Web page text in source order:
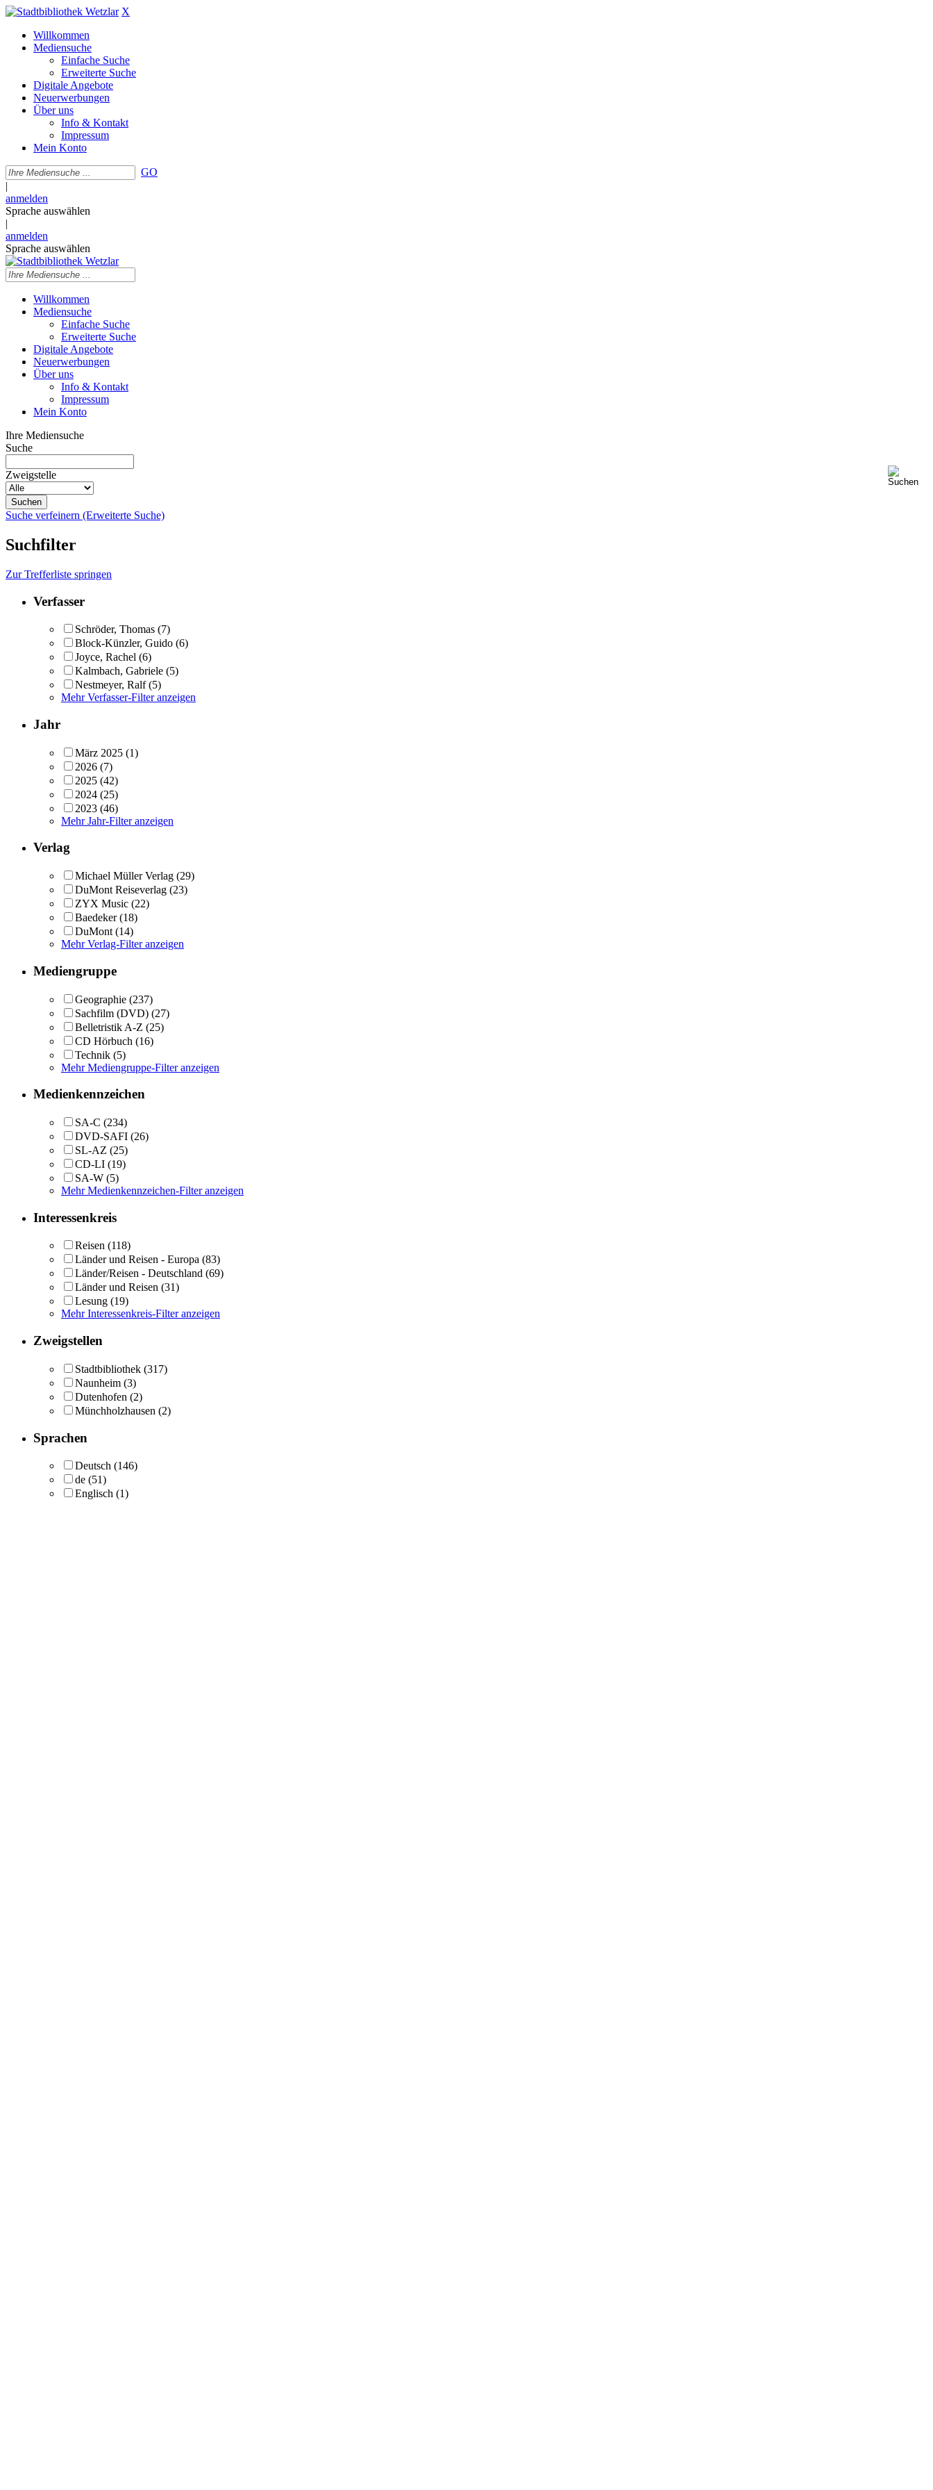
X
Willkommen
Mediensuche
Einfache Suche
Erweiterte Suche
Digitale Angebote
Neuerwerbungen
Über uns
Info & Kontakt
Impressum
Mein Konto
GO
|
anmelden
Sprache auswählen
|
anmelden
Sprache auswählen
Willkommen
Mediensuche
Einfache Suche
Erweiterte Suche
Digitale Angebote
Neuerwerbungen
Über uns
Info & Kontakt
Impressum
Mein Konto
Ihre Mediensuche
Suche
Zweigstelle
Suche verfeinern (Erweiterte Suche)
Suchfilter
Zur Trefferliste springen
Verfasser
Schröder, Thomas (7)
Block-Künzler, Guido (6)
Joyce, Rachel (6)
Kalmbach, Gabriele (5)
Nestmeyer, Ralf (5)
Mehr Verfasser-Filter anzeigen
Jahr
März 2025 (1)
2026 (7)
2025 (42)
2024 (25)
2023 (46)
Mehr Jahr-Filter anzeigen
Verlag
Michael Müller Verlag (29)
DuMont Reiseverlag (23)
ZYX Music (22)
Baedeker (18)
DuMont (14)
Mehr Verlag-Filter anzeigen
Mediengruppe
Geographie (237)
Sachfilm (DVD) (27)
Belletristik A-Z (25)
CD Hörbuch (16)
Technik (5)
Mehr Mediengruppe-Filter anzeigen
Medienkennzeichen
SA-C (234)
DVD-SAFI (26)
SL-AZ (25)
CD-LI (19)
SA-W (5)
Mehr Medienkennzeichen-Filter anzeigen
Interessenkreis
Reisen (118)
Länder und Reisen - Europa (83)
Länder/Reisen - Deutschland (69)
Länder und Reisen (31)
Lesung (19)
Mehr Interessenkreis-Filter anzeigen
Zweigstellen
Stadtbibliothek (317)
Naunheim (3)
Dutenhofen (2)
Münchholzhausen (2)
Sprachen
Deutsch (146)
de (51)
Englisch (1)